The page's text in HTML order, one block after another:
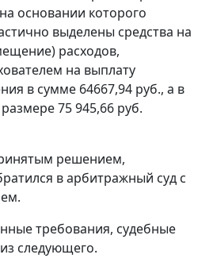
основании которого
выделены средства на
расходов,
на выплату
в сумме 64667,94 руб., а в
75 945,66 руб.
решением,
в арбитражный суд с
требования, судебные
следующего.